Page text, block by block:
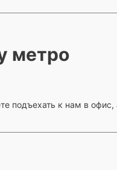
метро
подъехать к нам в